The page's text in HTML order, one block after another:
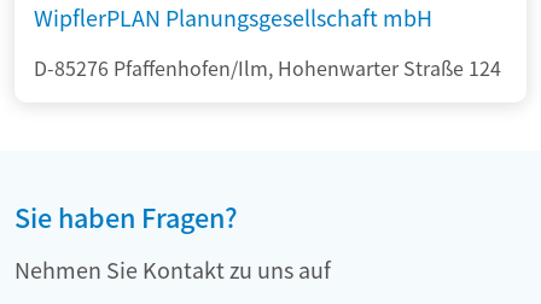
WipflerPLAN Planungsgesellschaft mbH
D-85276 Pfaffenhofen/Ilm, Hohenwarter Straße 124
Sie haben Fragen?
Nehmen Sie Kontakt zu uns auf